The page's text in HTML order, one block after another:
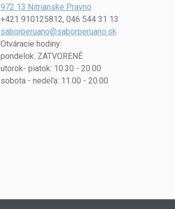
972 13 Nitrianske Pravno
+421 910125812, 046 544 31 13
saborperuano@saborperuano.sk
Otváracie hodiny:
pondelok: ZATVORENÉ
utorok- piatok: 10.30 - 20.00
sobota - nedeľa: 11.00 - 20.00